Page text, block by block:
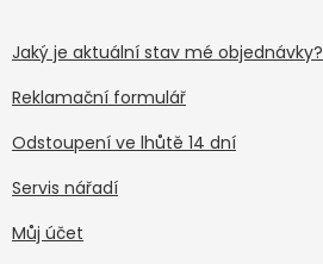
Jaký je aktuální stav mé objednávky?
Reklamační formulář
Odstoupení ve lhůtě 14 dní
Servis nářadí
Můj účet